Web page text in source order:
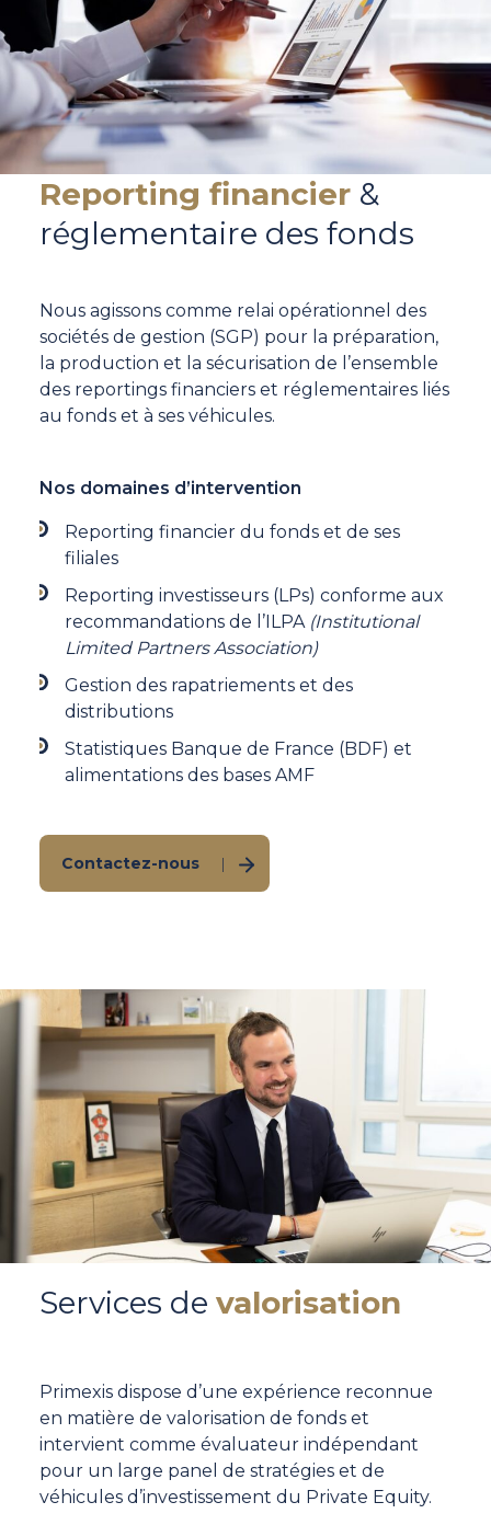
Reporting financier &
réglementaire des fonds
Nous agissons comme relai opérationnel des
sociétés de gestion (SGP) pour la préparation,
la production et la sécurisation de l’ensemble
des reportings financiers et réglementaires liés
au fonds et à ses véhicules.
Nos domaines d’intervention
Reporting financier du fonds et de ses
filiales​
Reporting investisseurs (LPs) conforme aux
recommandations de l’ILPA (Institutional
Limited Partners Association)
Gestion des rapatriements et des
distributions​
Statistiques Banque de France (BDF) et
alimentations des bases AMF
Contactez-nous
Services de valorisation
Primexis dispose d’une expérience reconnue
en matière de valorisation de fonds et
intervient comme évaluateur indépendant
pour un large panel de stratégies et de
véhicules d’investissement du Private Equity.